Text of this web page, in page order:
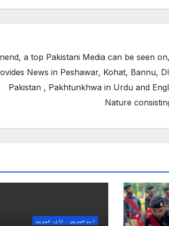
a top Pakistani Media can be seen
News in Peshawar, Kohat, Bannu,
Pakistan , Pakhtunkhwa in Urdu and
Nature
اہم خبریں تازہ خبریں